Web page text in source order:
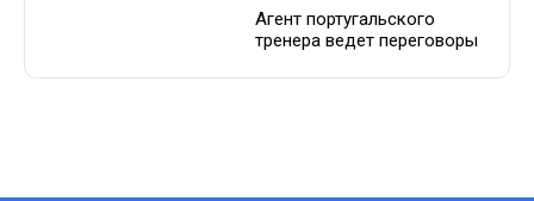
Агент португальского
тренера ведет переговоры